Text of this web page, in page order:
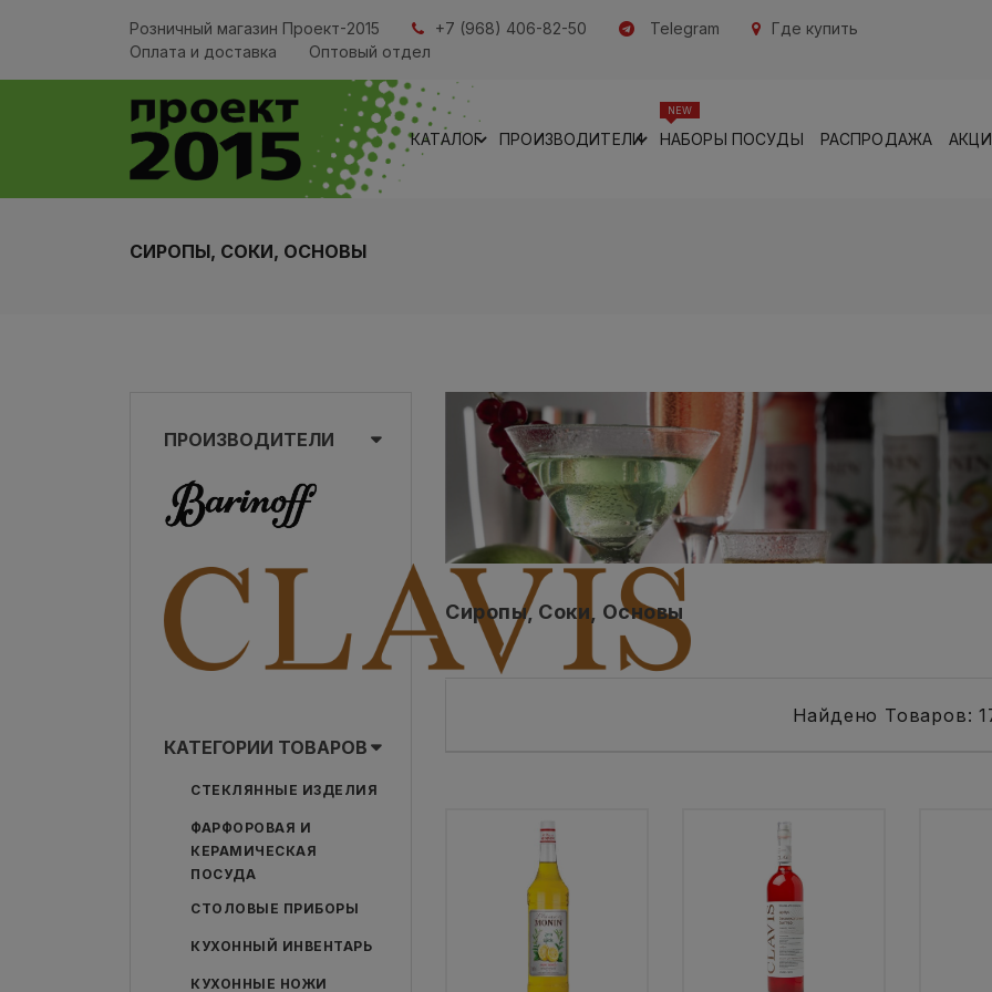
Розничный магазин Проект-2015 +7 (968) 406-82-50 Telegram
Где купить
Оплата и доставка
Оптовый отдел
КАТАЛОГ ПРОИЗВОДИТЕЛИ НАБОРЫ ПОСУДЫ
NEW
РАСПРОДАЖА
СИРОПЫ, СОКИ, ОСНОВЫ
ПРОИЗВОДИТЕЛИ
КАТЕГОРИИ ТОВАРОВ
СТЕКЛЯННЫЕ ИЗДЕЛИЯ
ФАРФОРОВАЯ И
КЕРАМИЧЕСКАЯ
ПОСУДА
СТОЛОВЫЕ ПРИБОРЫ
КУХОННЫЙ ИНВЕНТАРЬ
КУХОННЫЕ НОЖИ
Сиропы, Соки, Основы
Найдено Товаров: